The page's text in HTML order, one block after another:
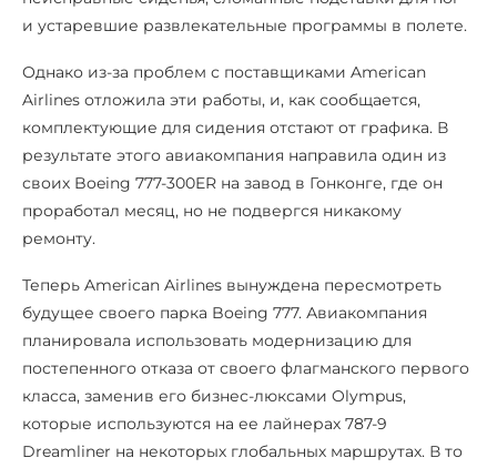
и устаревшие развлекательные программы в полете.
Однако из-за проблем с поставщиками American
Airlines отложила эти работы, и, как сообщается,
комплектующие для сидения отстают от графика. В
результате этого авиакомпания направила один из
своих Boeing 777-300ER на завод в Гонконге, где он
проработал месяц, но не подвергся никакому
ремонту.
Теперь American Airlines вынуждена пересмотреть
будущее своего парка Boeing 777. Авиакомпания
планировала использовать модернизацию для
постепенного отказа от своего флагманского первого
класса, заменив его бизнес-люксами Olympus,
которые используются на ее лайнерах 787-9
Dreamliner на некоторых глобальных маршрутах. В то